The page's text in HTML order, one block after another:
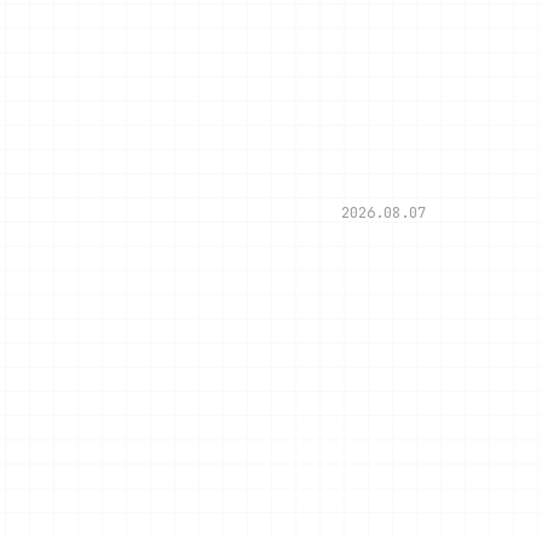
2026.08.07